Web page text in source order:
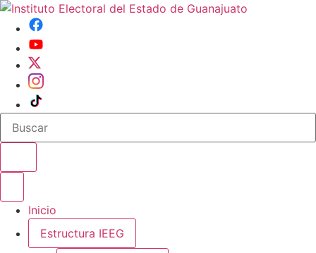
Buscar en el sitio
Inicio
Estructura IEEG